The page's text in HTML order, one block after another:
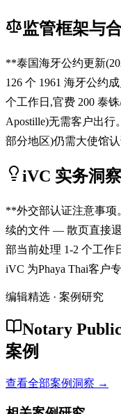
监管框架与
**泰国海牙公约更新
126 个 1961 海牙公约
个工作日,官费 200 泰
Apostille)无需客户出
部分地区)仍需大使馆认
iVC 实务洞察
**外交部认证注意事
续的文件 — 散页直接
部当前处理 1-2 个工作
iVC 为Phaya Thai客户
编辑精选 · 案例研究
Notary
案例
查看全部案例洞察 →